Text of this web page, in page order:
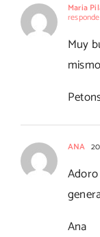
Maria
Muy
ANA
Ana